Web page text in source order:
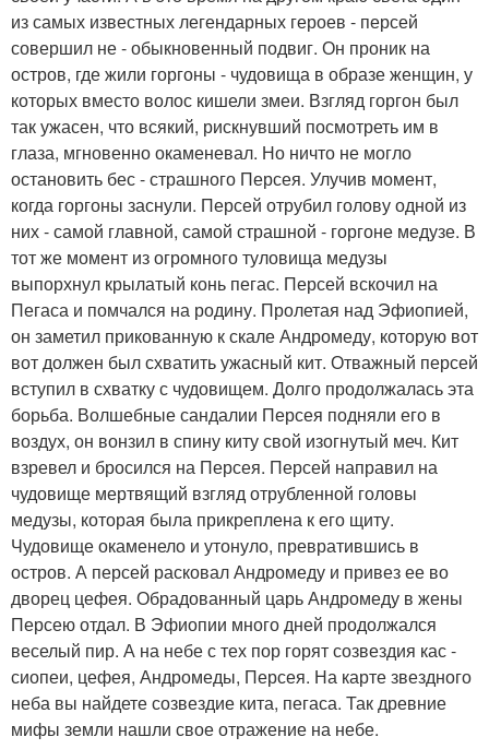
из самых известных легендарных героев - персей
совершил не - обыкновенный подвиг. Он проник на
остров, где жили горгоны - чудовища в образе женщин, у
которых вместо волос кишели змеи. Взгляд горгон был
так ужасен, что всякий, рискнувший посмотреть им в
глаза, мгновенно окаменевал. Но ничто не могло
остановить бес - страшного Персея. Улучив момент,
когда горгоны заснули. Персей отрубил голову одной из
них - самой главной, самой страшной - горгоне медузе. В
тот же момент из огромного туловища медузы
выпорхнул крылатый конь пегас. Персей вскочил на
Пегаса и помчался на родину. Пролетая над Эфиопией,
он заметил прикованную к скале Андромеду, которую вот
вот должен был схватить ужасный кит. Отважный персей
вступил в схватку с чудовищем. Долго продолжалась эта
борьба. Волшебные сандалии Персея подняли его в
воздух, он вонзил в спину киту свой изогнутый меч. Кит
взревел и бросился на Персея. Персей направил на
чудовище мертвящий взгляд отрубленной головы
медузы, которая была прикреплена к его щиту.
Чудовище окаменело и утонуло, превратившись в
остров. А персей расковал Андромеду и привез ее во
дворец цефея. Обрадованный царь Андромеду в жены
Персею отдал. В Эфиопии много дней продолжался
веселый пир. А на небе с тех пор горят созвездия кас -
сиопеи, цефея, Андромеды, Персея. На карте звездного
неба вы найдете созвездие кита, пегаса. Так древние
мифы земли нашли свое отражение на небе.